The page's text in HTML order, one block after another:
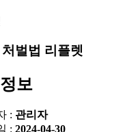
벌법 리플렛
보
: 관리자
: 2024-04-30